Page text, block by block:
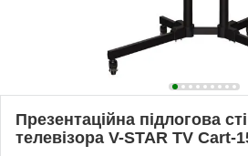
Презентаційна підлогова
телевізора V-STAR TV Cart-